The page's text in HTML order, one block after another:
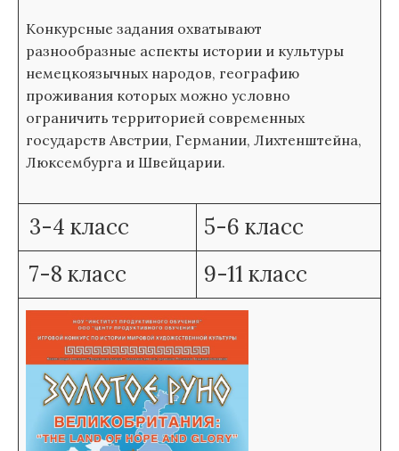
Конкурсные задания охватывают
разнообразные аспекты истории и культуры
немецкоязычных народов, географию
проживания которых можно условно
ограничить территорией современных
государств Австрии, Германии, Лихтенштейна,
Люксембурга и Швейцарии.
3-4 класс
5-6 класс
7-8 класс
9-11 класс